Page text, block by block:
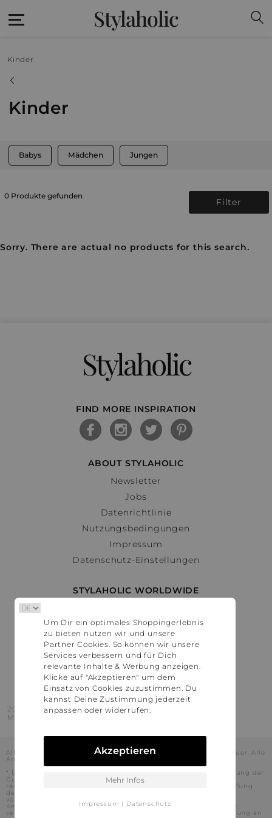
Stylaholic
Kinder
Kinder
Babys Mädchen Jungen
0 Produkte gefunden
Filter
Sorry. There are actual no products for this search.
Stylaholic
FIND MORE INSPIRATION
ABOUT STYLAHOLIC
Newsletter
Jobs
Datenrichtlinie
Nutzungsbedingungen
Impressum
Datenschutz-Einstellungen
STYLAHOLIC WORLDWIDE
Österreich
Schweiz
France
United States
2016 - 2026 © Stylaholic.
Made for you with love in munich.
Alle Preise inkl. der jeweils geltenden gesetzlichen Mehrwertsteuer. Alle
Angaben ohne Gewähr.
* Die angezeigten Preise beinhalten Rabatte, die durch die Nutzung der
Gutschein-Codes auf den Seiten unserer Partner voraussichtlich
realisiert werden können. Stylaholic führt keine vollständige Prüfung
der Gutschein-Codes durch und es kann daher in Einzelfällen
vorkommen, dass die Gutscheine abweichend von unserem
Kenntnisstand bei dem jeweiligen Shop nicht oder nur teilweise
verwendet werden können. Darüber hinaus kann deren Verwendung an
Um Dir ein optimales Shoppingerlebnis
zu bieten nutzen wir und unsere
Partner Cookies. So können wir unsere
Services verbessern und für Dich
relevante Inhalte & Werbung anzeigen.
Klicke auf "Akzeptieren" um dem
Einsatz von Cookies zuzustimmen. Du
kannst Deine Zustimmung jederzeit
anpassen oder widerrufen.
Akzeptieren
Mehr Infos
Impressum | Datenschutz